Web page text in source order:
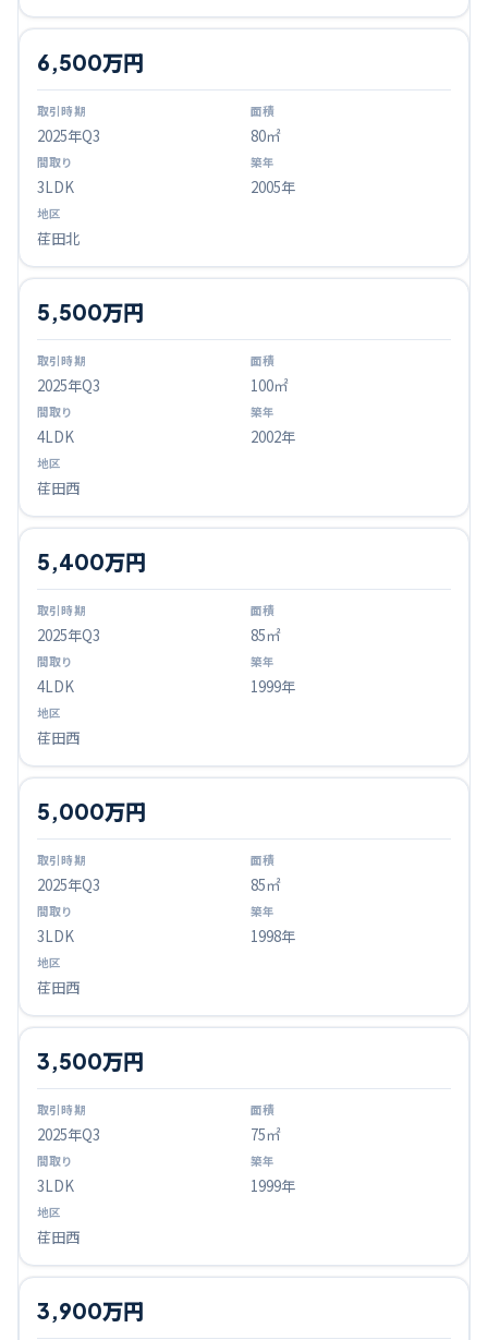
2025年Q3
6,500万円
80㎡
3LDK 2005年
荏田北
2025年Q3
5,500万円
100㎡
4LDK 2002年
荏田西
2025年Q3
5,400万円
85㎡
4LDK 1999年
荏田西
2025年Q3
5,000万円
85㎡
3LDK 1998年
荏田西
2025年Q3
3,500万円
75㎡
3LDK 1999年
荏田西
3,900万円